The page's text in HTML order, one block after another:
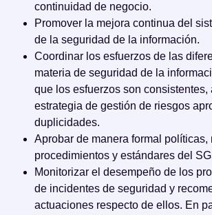
continuidad de negocio.
Promover la mejora continua del
de la seguridad de la información.
Coordinar los esfuerzos de las
materia de seguridad de la
que los esfuerzos son consistentes,
estrategia de gestión de riesgos
duplicidades.
Aprobar de manera formal políticas,
procedimientos y estándares del
Monitorizar el desempeño de los
de incidentes de seguridad y
actuaciones respecto de ellos. En